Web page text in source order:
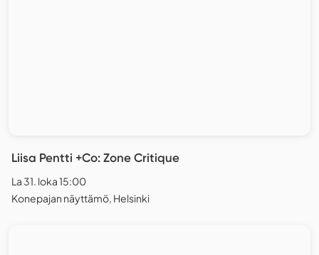
Liisa Pentti +Co: Zone Critique
La 31. loka 15:00
Konepajan näyttämö, Helsinki